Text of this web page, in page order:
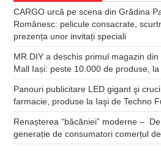
CARGO urcă pe scena din Grădina
Românesc: pelicule consacrate,
prezența unor invitați speciali
MR.DIY a deschis primul magazin
Mall Iași: peste 10.000 de produse,
Panouri publicitare LED gigant şi
farmacie, produse la Iaşi de Techno
Renașterea “băcăniei” moderne –
generație de consumatori comerțul